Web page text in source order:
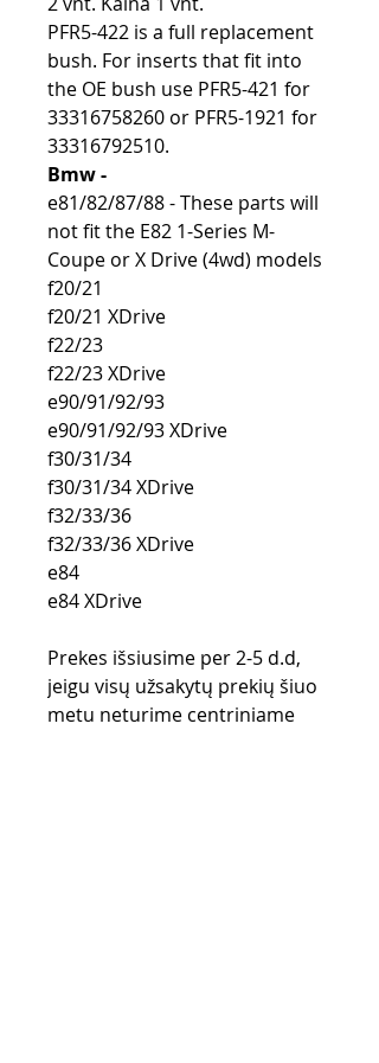
PFR5-422 is a full replacement
bush. For inserts that fit into
the OE bush use PFR5-421 for
33316758260 or PFR5-1921 for
33316792510.
Bmw -
e81/82/87/88 - These parts will
not fit the E82 1-Series M-
Coupe or X Drive (4wd) models
f20/21
f20/21 XDrive
f22/23
f22/23 XDrive
e90/91/92/93
e90/91/92/93 XDrive
f30/31/34
f30/31/34 XDrive
f32/33/36
f32/33/36 XDrive
e84
e84 XDrive
Prekes išsiusime per 2-5 d.d,
jeigu visų užsakytų prekių šiuo
metu neturime centriniame